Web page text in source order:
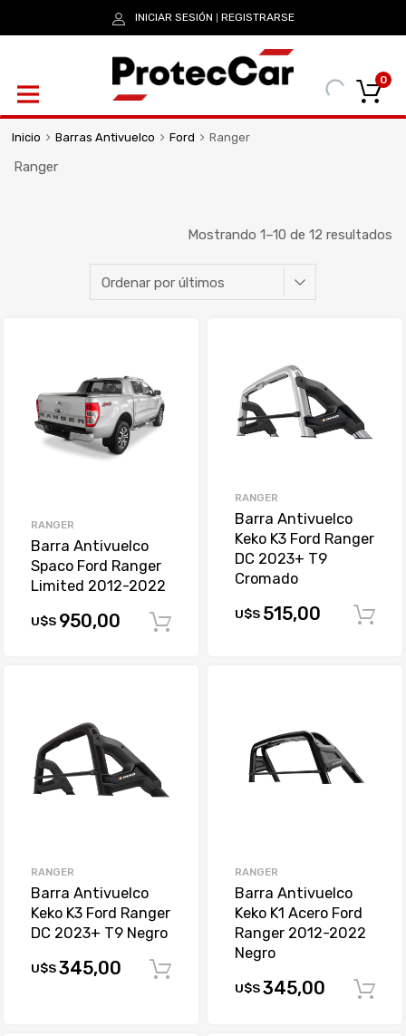
INICIAR SESIÓN REGISTRARSE
0
Inicio Barras Antivuelco Ford Ranger
Ranger
Mostrando 1–10 de 12 resultados
RANGER
Barra Antivuelco
Spaco Ford Ranger
Limited 2012-2022
U$S 950,00 Comprar
RANGER
Barra Antivuelco
Keko K3 Ford Ranger
DC 2023+ T9
Cromado
U$S 515,00
RANGER
Barra Antivuelco
Keko K3 Ford Ranger
DC 2023+ T9 Negro
U$S345,00
RANGER
Barra Antivuelco
Keko K1 Acero Ford
Ranger 2012-2022
Negro
U$S345,00